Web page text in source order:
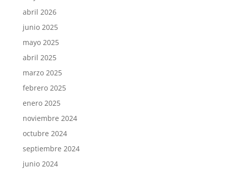
abril 2026
junio 2025
mayo 2025
abril 2025
marzo 2025
febrero 2025
enero 2025
noviembre 2024
octubre 2024
septiembre 2024
junio 2024